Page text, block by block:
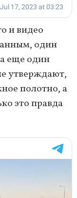
и видео
один
еще один
утверждают,
полотно, а
это правда